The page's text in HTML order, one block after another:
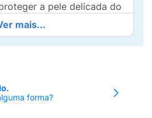
a pele delicada do
mantendo-a sempre
performance para o
até12 horas de absorção,
conta com a
enrolar e prender a
mais...
forma?